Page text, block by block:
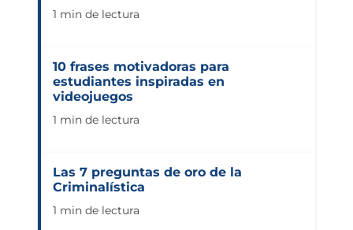
1 min de lectura
10 frases motivadoras para
estudiantes inspiradas en
videojuegos
1 min de lectura
Las 7 preguntas de oro de la
Criminalística
1 min de lectura